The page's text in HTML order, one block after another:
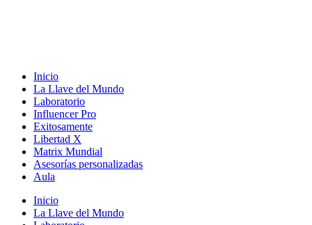
Inicio
La Llave del Mundo
Laboratorio
Influencer Pro
Exitosamente
Libertad X
Matrix Mundial
Asesorías personalizadas
Aula
Inicio
La Llave del Mundo